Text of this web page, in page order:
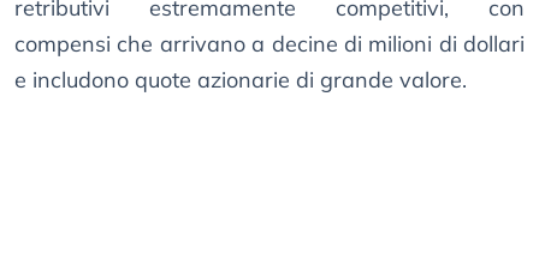
retributivi estremamente competitivi, con
compensi che arrivano a decine di milioni di dollari
e includono quote azionarie di grande valore.